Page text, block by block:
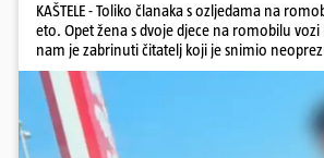
KAŠTELE - Toliko članaka s ozljedama na
eto. Opet žena s dvoje djece na romobilu
nam je zabrinuti čitatelj koji je snimio
romobilu u četvrtak prijepodne kroz Kaštele.
pol od smrti dječaka (14) u Metkoviću, pad s
odnio je još jedan mladi život. Unatoč
Zagreb, u ponedjeljak maloljetnik je podlegao
zadobivenima u padu s romobila.